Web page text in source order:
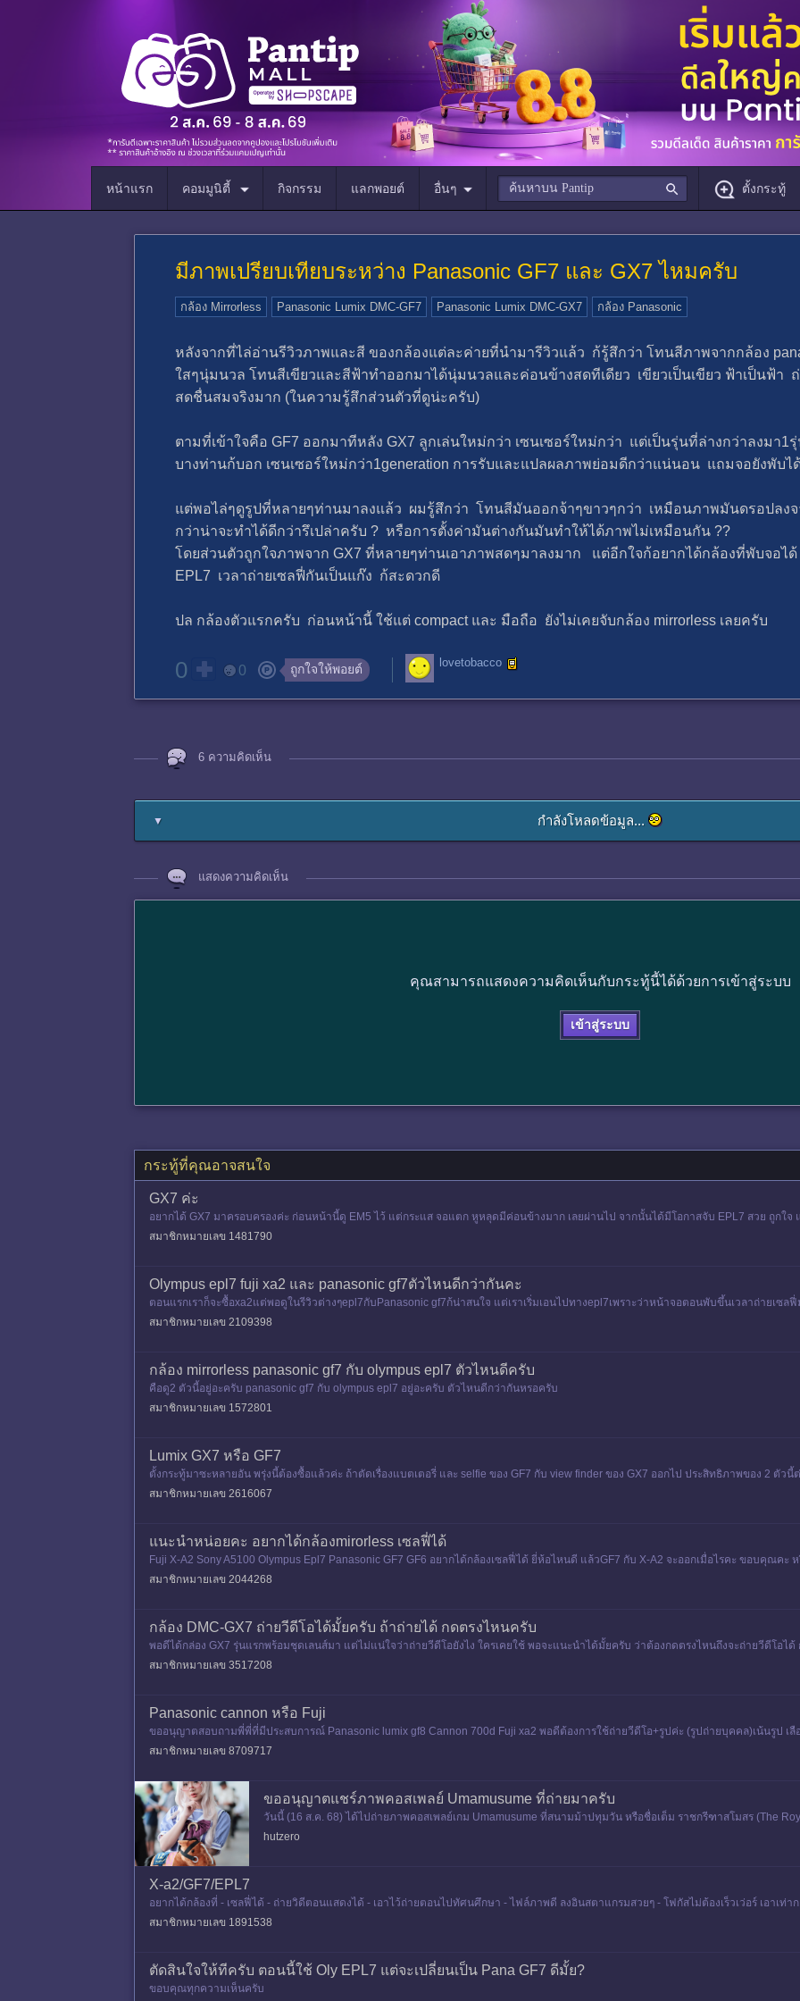
หน้าแรก คอมมูนิตี้ กิจกรรม แลกพอยต์ อื่นๆ ตั้งกระทู้
มีภาพเปรียบเทียบระหว่าง Panasonic GF7 และ GX7 ไหมครับ
กล้อง Mirrorless Panasonic Lumix DMC-GF7 Panasonic Lumix DMC-GX7 กล้อง Panasonic
หลังจากที่ไล่อ่านรีวิวภาพและสี ของกล้องแต่ละค่ายที่นำมารีวิวแล้ว ก้รู้สึกว่า โทนสีภาพจากกล้อง
ใสๆนุ่มนวล โทนสีเขียวและสีฟ้าทำออกมาได้นุ่มนวลและค่อนข้างสดทีเดียว เขียวเป็นเขียว ฟ้าเป็นฟ้า
สดชื่นสมจริงมาก (ในความรู้สึกส่วนตัวที่ดูน่ะครับ)
ตามที่เข้าใจคือ GF7 ออกมาทีหลัง GX7 ลูกเล่นใหม่กว่า เซนเซอร์ใหม่กว่า แต่เป็นรุ่นที่ล่างกว่าลงมา1
บางท่านก้บอก เซนเซอร์ใหม่กว่า1generation การรับและแปลผลภาพย่อมดีกว่าแน่นอน แถมจอยังพับไ
แต่พอไล่ๆดูรูปที่หลายๆท่านมาลงแล้ว ผมรู้สึกว่า โทนสีมันออกจ้าๆขาวๆกว่า เหมือนภาพมันดรอปลงจ
กว่าน่าจะทำได้ดีกว่ารึเปล่าครับ ? หรือการตั้งค่ามันต่างกันมันทำให้ได้ภาพไม่เหมือนกัน ??
โดยส่วนตัวถูกใจภาพจาก GX7 ที่หลายๆท่านเอาภาพสดๆมาลงมาก แต่อีกใจก้อยากได้กล้องที่พับจอได้
EPL7 เวลาถ่ายเซลฟี่กันเป็นแก๊ง ก้สะดวกดี
ปล กล้องตัวแรกครับ ก่อนหน้านี้ ใช้แต่ compact และ มือถือ ยังไม่เคยจับกล้อง mirrorless เลยครับ
0 0 ถูกใจให้พอยต์ lovetobacco
6 ความคิดเห็น
▼ กำลังโหลดข้อมูล...
แสดงความคิดเห็น
คุณสามารถแสดงความคิดเห็นกับกระทู้นี้ได้ด้วยการเข้าสู่ระบบ
เข้าสู่ระบบ
กระทู้ที่คุณอาจสนใจ
GX7 ค่ะ
อยากได้ GX7 มาครอบครองค่ะ ก่อนหน้านี้ดู EM5 ไว้ แต่กระแส จอแตก หูหลุดมีค่อนข้างมาก เลยผ่านไป จากนั้นได้มีโอกาสจับ EPL7 สวย ถูกใจ
มาตกลงปลงใจที่ GX7
สมาชิกหมายเลข 1481790
Olympus epl7 fuji xa2 และ panasonic gf7ตัวไหนดีกว่ากันคะ
ตอนแรกเราก็จะซื้อxa2แต่พอดูในรีวิวต่างๆepl7กับPanasonic gf7ก้น่าสนใจ แต่เราเริ่มเอนไปทางepl7เพราะว่าหน้าจอตอนพับขึ้นเวลาถ่ายเซ
ยๆ แต่gf7ก้น่าสนใจ แ
สมาชิกหมายเลข 2109398
กล้อง mirrorless panasonic gf7 กับ olympus epl7 ตัวไหนดีครับ
คือดู2 ตัวนี้อยู่อะครับ panasonic gf7 กับ olympus epl7 อยู่อะครับ ตัวไหนดีกว่ากันหรอครับ
สมาชิกหมายเลข 1572801
Lumix GX7 หรือ GF7
ตั้งกระทู้มาซะหลายอัน พรุ่งนี้ต้องซื้อแล้วค่ะ ถ้าตัดเรื่องแบตเตอรี่ และ selfie ของ GF7 กับ view finder ของ GX7 ออกไป ประสิทธิภาพของ 2 ตัวนี้
กล้
สมาชิกหมายเลข 2616067
แนะนำหน่อยคะ อยากได้กล้องmirorless เซลฟี่ได้
Fuji X-A2 Sony A5100 Olympus Epl7 Panasonic GF7 GF6 อยากได้กล้องเซลฟี่ได้ ยี่ห้อไหนดี แล้วGF7 กับ X-A2 จะออกเมื่อไรคะ ขอบคุณค
สมาชิกหมายเลข 2044268
กล้อง DMC-GX7 ถ่ายวีดีโอได้มั้ยครับ ถ้าถ่ายได้ กดตรงไหนครับ
พอดีได้กล่อง GX7 รุ่นแรกพร้อมชุดเลนส์มา แต่ไม่แน่ใจว่าถ่ายวีดีโอยังไง ใครเคยใช้ พอจะแนะนำได้มั้ยครับ ว่าต้องกดตรงไหนถึงจะถ่ายวีดีโอได้
สมาชิกหมายเลข 3517208
Panasonic cannon หรือ Fuji
ขออนุญาตสอบถามพี่พี่ที่มีประสบการณ์ Panasonic lumix gf8 Cannon 700d Fuji xa2 พอดีต้องการใช้ถ่ายวีดีโอ+รูปค่ะ (รูปถ่ายบุคคล)เน้นรูป เ
คำแนะนำทีนะคะ ปล. ส่
สมาชิกหมายเลข 8709717
ขออนุญาตแชร์ภาพคอสเพลย์ Umamusume ที่ถ่ายมาครับ
วันนี้ (16 ส.ค. 68) ได้ไปถ่ายภาพคอสเพลย์เกม Umamusume ที่สนามม้าปทุมวัน หรือชื่อเต็ม ราชกรีฑาสโมสร (The
ได้เก็บภาพน้องๆมาบางส่วนเพราะรีบกลับไปทำธ
hutzero
X-a2/GF7/EPL7
อยากได้กล้องที่ - เซลฟี่ได้ - ถ่ายวิดีตอนแสดงได้ - เอาไว้ถ่ายตอนไปทัศนศึกษา - ไฟล์ภาพดี ลงอินสตาแกรมสวยๆ - โฟกัสไม่ต้องเร็วเว่อร์ เอาเท่า
2 g
สมาชิกหมายเลข 1891538
ตัดสินใจให้ทีครับ ตอนนี้ใช้ Oly EPL7 แต่จะเปลี่ยนเป็น Pana GF7 ดีมั้ย?
ขอบคุณทุกความเห็นครับ